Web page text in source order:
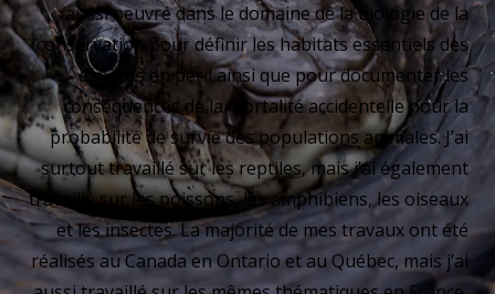
aussi oeuvré dans le domaine de la biologie de la
conservation pour définir les habitats essentiels des
espèces en péril ainsi que pour documenter les
conséquences de la mortalité accidentelle pour la
probabilité de survie des populations animales. J’ai
surtout travaillé sur les reptiles, mais j’ai également
travaillé sur les poissons, les amphibiens, les oiseaux
et les insectes. La majorité de mes travaux ont été
réalisés au Canada en Ontario et au Québec, mais j’ai